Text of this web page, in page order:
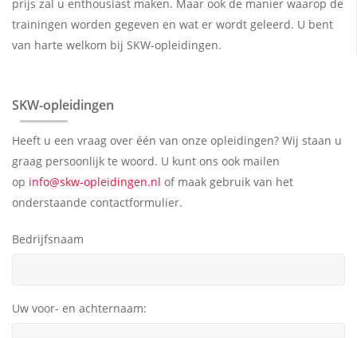
prijs zal u enthousiast maken. Maar ook de manier waarop de
trainingen worden gegeven en wat er wordt geleerd. U bent
van harte welkom bij SKW-opleidingen.
SKW-opleidingen
Heeft u een vraag over één van onze opleidingen? Wij staan u
graag persoonlijk te woord. U kunt ons ook mailen
op info@skw-opleidingen.nl of maak gebruik van het
onderstaande contactformulier.
Bedrijfsnaam
Uw voor- en achternaam: